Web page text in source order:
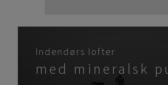
Indendørs lofter
med mineralsk